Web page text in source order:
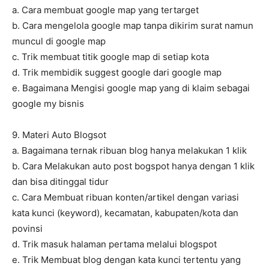
a. Cara membuat google map yang tertarget
b. Cara mengelola google map tanpa dikirim surat namun
muncul di google map
c. Trik membuat titik google map di setiap kota
d. Trik membidik suggest google dari google map
e. Bagaimana Mengisi google map yang di klaim sebagai
google my bisnis
9. Materi Auto Blogsot
a. Bagaimana ternak ribuan blog hanya melakukan 1 klik
b. Cara Melakukan auto post bogspot hanya dengan 1 klik
dan bisa ditinggal tidur
c. Cara Membuat ribuan konten/artikel dengan variasi
kata kunci (keyword), kecamatan, kabupaten/kota dan
povinsi
d. Trik masuk halaman pertama melalui blogspot
e. Trik Membuat blog dengan kata kunci tertentu yang